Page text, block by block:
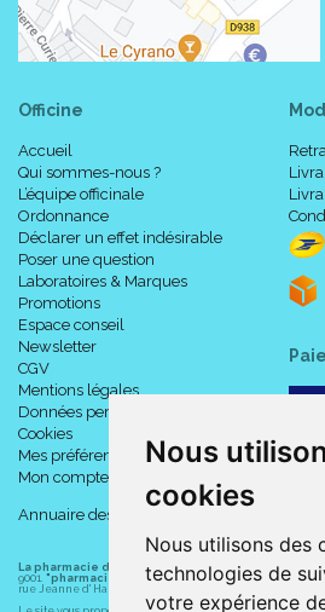
Nous
cookies
Nous utilisons des
technologies de
votre expérience
Officine
Accueil
Qui sommes-nous ?
L’équipe officinale
Ordonnance
Déclarer un effet indésirable
Poser une question
Laboratoires & Marques
Promotions
Espace conseil
Newsletter
CGV
Mentions légales
Données personnelles
Cookies
Mes préférences Cookies
Mon compte
Annuaire des pharmacies
La pharmacie du centre à Albert
(80300) est une
9001. "pharmacie-du-centre-albert.fr " est le site
rue Jeanne d' Harcourt, 80300 Albert.